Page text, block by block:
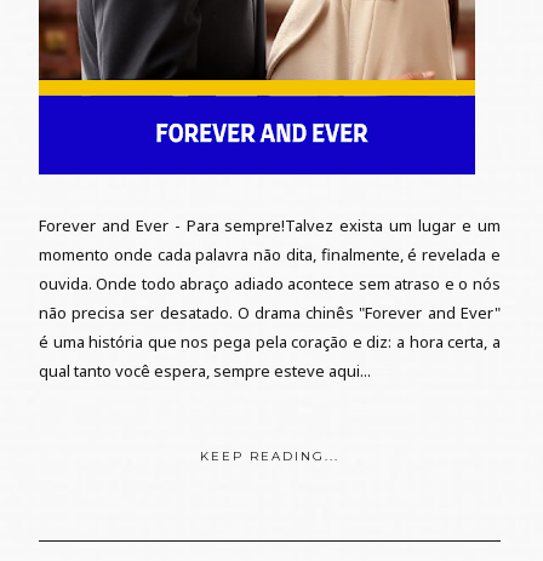
Forever and Ever - Para sempre!Talvez exista um lugar e um
momento onde cada palavra não dita, finalmente, é revelada e
ouvida. Onde todo abraço adiado acontece sem atraso e o nós
não precisa ser desatado. O drama chinês "Forever and Ever"
é uma história que nos pega pela coração e diz: a hora certa, a
qual tanto você espera, sempre esteve aqui...
KEEP READING...